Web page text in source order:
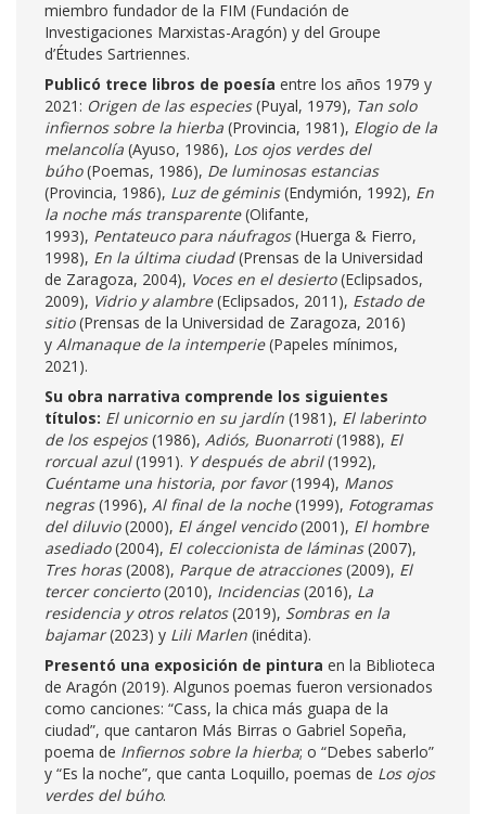
miembro fundador de la FIM (Fundación de
Investigaciones Marxistas-Aragón) y del Groupe
d’Études Sartriennes.
Publicó trece libros de poesía entre los años 1979 y
2021: Origen de las especies(Puyal, 1979), Tan solo
infiernos sobre la hierba (Provincia, 1981), Elogio de la
melancolía (Ayuso, 1986), Los ojos verdes del
búho(Poemas, 1986), De luminosas estancias
(Provincia, 1986), Luz de géminis(Endymión, 1992), En
la noche más transparente(Olifante,
1993), Pentateuco para náufragos(Huerga & Fierro,
1998), En la última ciudad(Prensas de la Universidad
de Zaragoza, 2004), Voces en el desierto(Eclipsados,
2009), Vidrio y alambre(Eclipsados, 2011), Estado de
sitio(Prensas de la Universidad de Zaragoza, 2016)
y Almanaque de la intemperie(Papeles mínimos,
2021).
Su obra narrativa comprende los siguientes
títulos: El unicornio en su jardín (1981), El laberinto
de los espejos(1986), Adiós, Buonarroti(1988), El
rorcual azul(1991). Y después de abril(1992),
Cuéntame una historia, por favor(1994), Manos
negras(1996), Al final de la noche(1999), Fotogramas
del diluvio(2000), El ángel vencido(2001), El hombre
asediado(2004), El coleccionista de láminas(2007),
Tres horas(2008), Parque de atracciones(2009), El
tercer concierto(2010), Incidencias(2016), La
residencia y otros relatos(2019), Sombras en la
bajamar(2023) y Lili Marlen (inédita).
Presentó una exposición de pintura en la Biblioteca
de Aragón (2019). Algunos poemas fueron versionados
como canciones: “Cass, la chica más guapa de la
ciudad”, que cantaron Más Birras o Gabriel Sopeña,
poema de Infiernos sobre la hierba; o “Debes saberlo”
y “Es la noche”, que canta Loquillo, poemas de Los ojos
verdes del búho.